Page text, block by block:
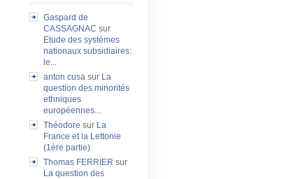
Gaspard de
CASSAGNAC sur
Etude des systèmes
nationaux subsidiaires:
le...
anton cusa sur La
question des minorités
ethniques
européennes...
Théodore sur La
France et la Lettonie
(1ère partie)
Thomas FERRIER sur
La question des